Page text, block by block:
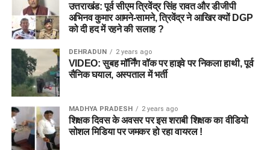
उत्तराखंड: पूर्व सीएम त्रिवेंद्र सिंह रावत और डीजीपी
अभिनव कुमार आमने-सामने, त्रिवेंद्र ने आखिर क्यों DGP
को दी हद में रहने की सलाह ?
DEHRADUN 2 years ago
VIDEO: सुबह मॉर्निंग वॉक पर हाइवे पर निकला हाथी, पूर्व
सैनिक घयाल, अस्पताल में भर्ती
MADHYA PRADESH 2 years ago
शिक्षक दिवस के अवसर पर इस शराबी शिक्षक का वीडियो
सोशल मिडिया पर जमकर हो रहा वायरल !